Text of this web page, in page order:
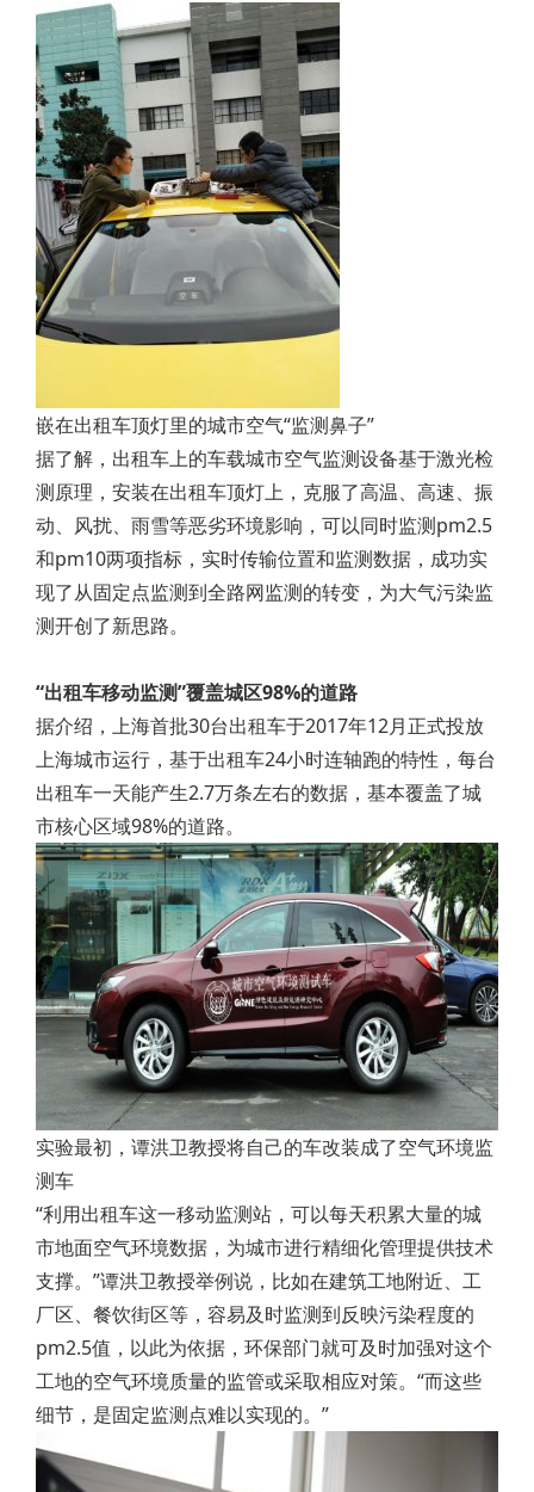
嵌在出租车顶灯里的城市空气“监测鼻子”
据了解，出租车上的车载城市空气监测设备基于激光检
测原理，安装在出租车顶灯上，克服了高温、高速、振
动、风扰、雨雪等恶劣环境影响，可以同时监测pm2.5
和pm10两项指标，实时传输位置和监测数据，成功实
现了从固定点监测到全路网监测的转变，为大气污染监
测开创了新思路。
“出租车移动监测”覆盖城区98%的道路
据介绍，上海首批30台出租车于2017年12月正式投放
上海城市运行，基于出租车24小时连轴跑的特性，每台
出租车一天能产生2.7万条左右的数据，基本覆盖了城
市核心区域98%的道路。
实验最初，谭洪卫教授将自己的车改装成了空气环境监
测车
“利用出租车这一移动监测站，可以每天积累大量的城
市地面空气环境数据，为城市进行精细化管理提供技术
支撑。”谭洪卫教授举例说，比如在建筑工地附近、工
厂区、餐饮街区等，容易及时监测到反映污染程度的
pm2.5值，以此为依据，环保部门就可及时加强对这个
工地的空气环境质量的监管或采取相应对策。“而这些
细节，是固定监测点难以实现的。”